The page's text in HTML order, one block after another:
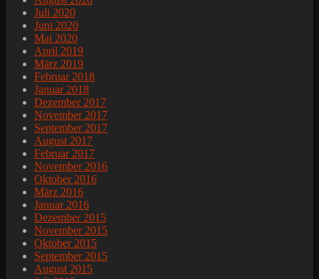
Juli 2020
Juni 2020
Mai 2020
April 2019
März 2019
Februar 2018
Januar 2018
Dezember 2017
November 2017
September 2017
August 2017
Februar 2017
November 2016
Oktober 2016
März 2016
Januar 2016
Dezember 2015
November 2015
Oktober 2015
September 2015
August 2015